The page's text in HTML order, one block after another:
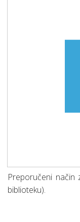
Osnove
Web
Preporučeni
biblioteku).